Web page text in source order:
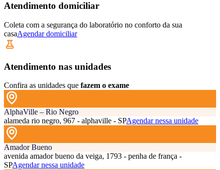
Atendimento domiciliar
Coleta com a segurança do laboratório no conforto da sua
casaAgendar domiciliar
Atendimento nas unidades
Confira as unidades que fazem o exame
AlphaVille – Rio Negro
alameda rio negro, 967 - alphaville - SPAgendar nessa unidade
Amador Bueno
avenida amador bueno da veiga, 1793 - penha de frança -
SPAgendar nessa unidade